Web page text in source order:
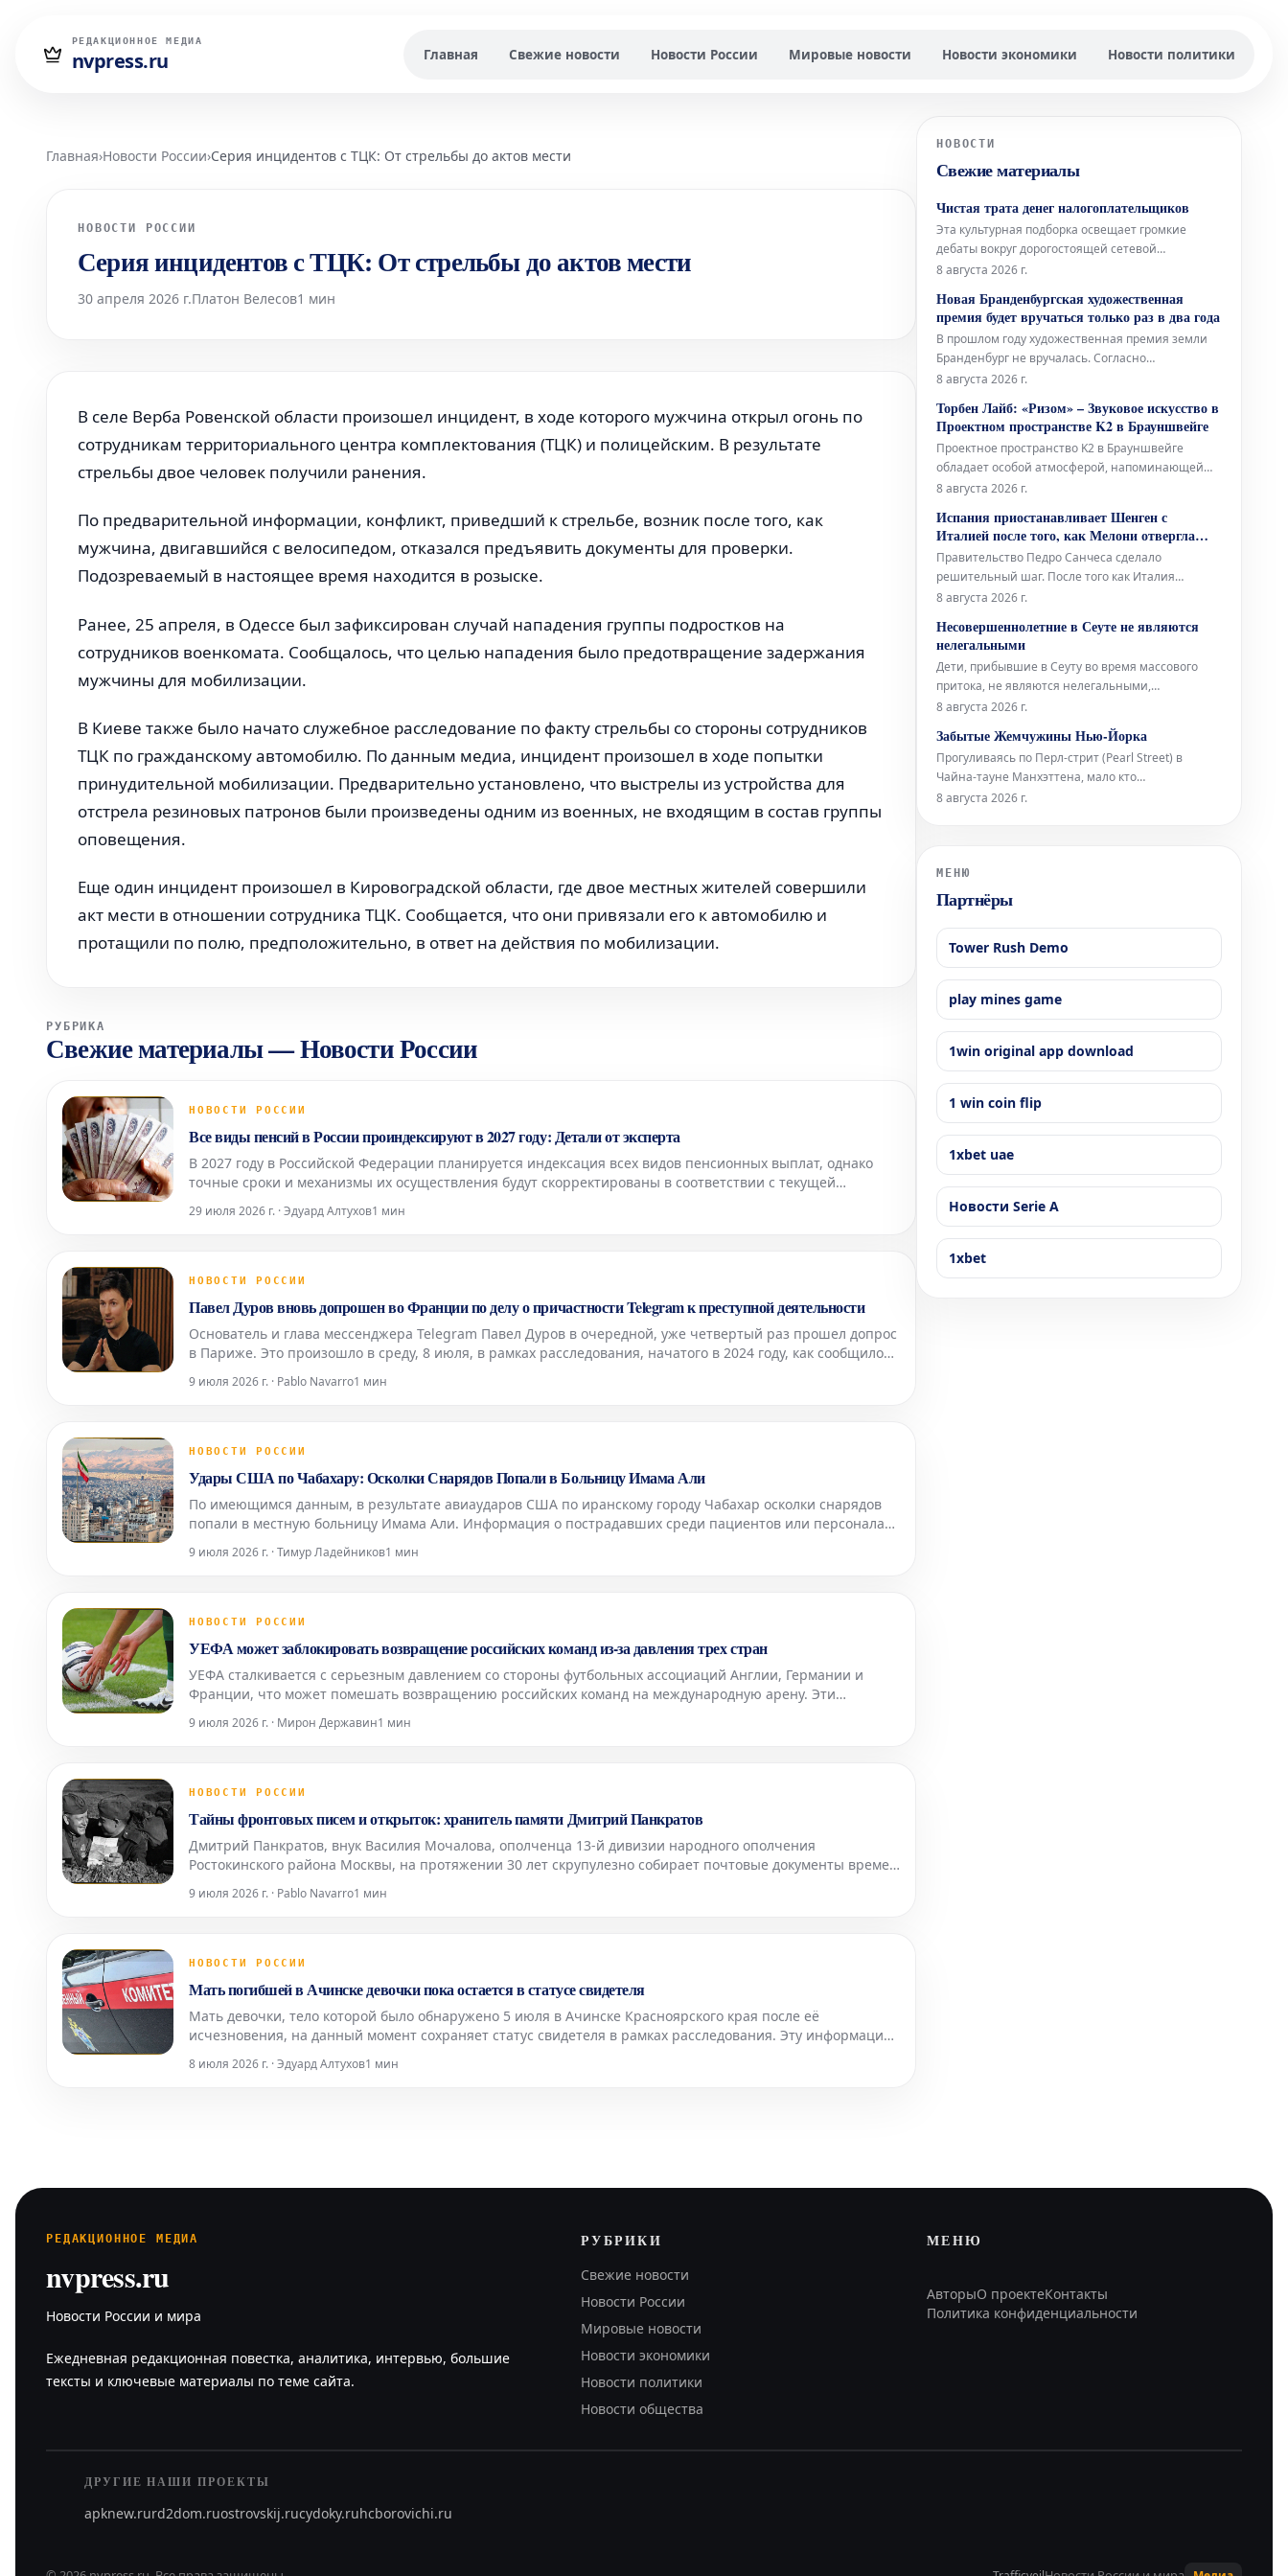
РЕДАКЦИОННОЕ МЕДИА
nvpress.ru Главная Свежие новости Новости России Мировые новости Новости экономики Новости политики
Главная›Новости России›Серия инцидентов с ТЦК: От стрельбы до актов мести
НОВОСТИ РОССИИ
Серия инцидентов с ТЦК: От стрельбы до актов мести
30 апреля 2026 г.Платон Велесов1 мин
В селе Верба Ровенской области произошел инцидент, в ходе которого мужчина открыл огонь по
сотрудникам территориального центра комплектования (ТЦК) и полицейским. В результате
стрельбы двое человек получили ранения.
По предварительной информации, конфликт, приведший к стрельбе, возник после того, как
мужчина, двигавшийся с велосипедом, отказался предъявить документы для проверки.
Подозреваемый в настоящее время находится в розыске.
Ранее, 25 апреля, в Одессе был зафиксирован случай нападения группы подростков на
сотрудников военкомата. Сообщалось, что целью нападения было предотвращение задержания
мужчины для мобилизации.
В Киеве также было начато служебное расследование по факту стрельбы со стороны сотрудников
ТЦК по гражданскому автомобилю. По данным медиа, инцидент произошел в ходе попытки
принудительной мобилизации. Предварительно установлено, что выстрелы из устройства для
отстрела резиновых патронов были произведены одним из военных, не входящим в состав группы
оповещения.
Еще один инцидент произошел в Кировоградской области, где двое местных жителей совершили
акт мести в отношении сотрудника ТЦК. Сообщается, что они привязали его к автомобилю и
протащили по полю, предположительно, в ответ на действия по мобилизации.
РУБРИКА
Свежие материалы—Новости России
НОВОСТИ РОССИИ
Все виды пенсий в России проиндексируют в 2027 году: Детали от эксперта
В 2027 году в Российской Федерации планируется индексация всех видов пенсионных выплат, однако
точные сроки и механизмы их осуществления будут скорректированы в соответствии с текущей
промышленной пал
29 июля 2026 г. · Эдуард Алтухов1 мин
НОВОСТИ РОССИИ
Павел Дуров вновь допрошен во Франции по делу о причастности Telegram к преступной деятельности
Основатель и глава мессенджера Telegram Павел Дуров в очередной, уже четвертый раз прошел допрос
в Париже. Это произошло в среду, 8 июля, в рамках расследования, начатого в 2024 году, как сообщило
агентство AFP. Следственные судьи, занимающиеся делом о возможной причастности его платформы к
про
9 июля 2026 г. · Pablo Navarro1 мин
НОВОСТИ РОССИИ
Удары США по Чабахару: Осколки Снарядов Попали в Больницу Имама Али
По имеющимся данным, в результате авиаударов США по иранскому городу Чабахар осколки снарядов
попали в местную больницу Имама Али. Информация о пострадавших среди пациентов или персонала
медицинского учреждения пока не поступала. Ранее сообщалось о взрывах в нескольких иранских
городах, вкл
9 июля 2026 г. · Тимур Ладейников1 мин
НОВОСТИ РОССИИ
УЕФА может заблокировать возвращение российских команд из-за давления трех стран
УЕФА сталкивается с серьезным давлением со стороны футбольных ассоциаций Англии, Германии и
Франции, что может помешать возвращению российских команд на международную арену. Эти
2023 году, УЕФА уже
9 июля 2026 г. · Мирон Державин1 мин
НОВОСТИ РОССИИ
Тайны фронтовых писем и открыток: хранитель памяти Дмитрий Панкратов
Дмитрий Панкратов, внук Василия Мочалова, ополченца 13-й дивизии народного ополчения
Ростокинского района Москвы, на протяжении 30 лет скрупулезно собирает почтовые документы времен
Великой Отечественной войны. В его уникальной коллекции насчитывается около пяти тысяч различных
артефактов: конв
9 июля 2026 г. · Pablo Navarro1 мин
НОВОСТИ РОССИИ
Мать погибшей в Ачинске девочки пока остается в статусе свидетеля
Мать девочки, тело которой было обнаружено 5 июля в Ачинске Красноярского края после её
исчезновения, на данный момент сохраняет статус свидетеля в рамках расследования. Эту информацию
Представитель в
8 июля 2026 г. · Эдуард Алтухов1 мин
НОВОСТИ
Свежие материалы
Чистая трата денег налогоплательщиков
Эта культурная подборка освещает громкие
дебаты вокруг дорогостоящей сетевой
скульптуры во Франкфурте, вновь открывшуюся
произведение Марселя Дюшана, а также
необычный проект Берлинского Фольксбюне,
превращенного во временный открытый
бассейн. Дебаты во
8 августа 2026 г.
Новая Бранденбургская художественная
премия будет вручаться только раз в два года
В прошлом году художественная премия земли
Бранденбург не вручалась. Согласно
обновленной концепции, теперь премия будет
единственное изменение. Правительство
Бранденбурга, утверждая новую структуру
премии, намерено оказать всестороннюю
поддержку
8 августа 2026 г.
Торбен Лайб: «Ризом» – Звуковое искусство в
Проектном пространстве K2 в Брауншвейге
Проектное пространство K2 в Брауншвейге
обладает особой атмосферой, напоминающей
подвал: неоштукатуренные стены, высоко
сходящиеся сюда с верхних этажей. В этом
уникальном окружении норвежский звуковой
художник Торбен Лайб представляет свою ин
8 августа 2026 г.
Испания приостанавливает Шенген с
Италией после того, как Мелони отвергла
ультиматум Санчеса
Правительство Педро Санчеса сделало
решительный шаг. После того как Италия
отклонила испанский ультиматум относительно
(введенный Италией в ответ на нелегальное
прибытие более 72 000 мигрантов в Сеуту
неделю назад), испанское правительство
приняло от
8 августа 2026 г.
Несовершеннолетние в Сеуте не являются
нелегальными
Дети, прибывшие в Сеуту во время массового
притока, не являются нелегальными,
независимо от того, что Сантьяго Абаскаль
между Vox и Народной партией (PP)
дегуманизируют их. Штурм границы поднимает
вопросы об испанских спецслужбах, степени
лояльности сот
8 августа 2026 г.
Забытые Жемчужины Нью-Йорка
Прогуливаясь по Перл-стрит (Pearl Street) в
Чайна-тауне Манхэттена, мало кто
задумывается, что ее название указывает на
ленапе (Lenape), расположенному в ее южной час
8 августа 2026 г.
МЕНЮ
Партнёры
Tower Rush Demo
play mines game
1win original app download
1 win coin flip
1xbet uae
Новости Serie A
1xbet
РЕДАКЦИОННОЕ МЕДИА
nvpress.ru
Новости России и мира
Ежедневная редакционная повестка, аналитика, интервью, большие
тексты и ключевые материалы по теме сайта.
РУБРИКИ
Свежие новости
Новости России
Мировые новости
Новости экономики
Новости политики
Новости общества
МЕНЮ
АвторыО проектеКонтакты
Политика конфиденциальности
ДРУГИЕ НАШИ ПРОЕКТЫ
apknew.rurd2dom.ruostrovskij.rucydoky.ruhcborovichi.ru